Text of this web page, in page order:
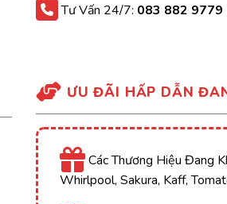
Tư Vấn 24/7: 083 882 9779
ƯU ĐÃI HẤP DẪN
Các Thương Hiệu Đang
Whirlpool, Sakura, Kaff,